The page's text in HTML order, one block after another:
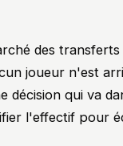
des transferts
joueur n'est
décision qui va
l'effectif pour